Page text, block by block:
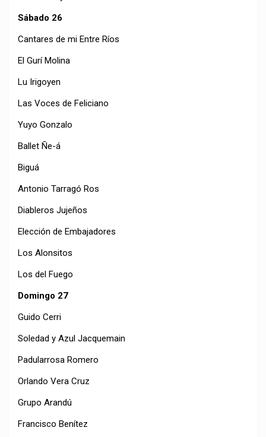
Sábado 26
Cantares de mi Entre Ríos
El Gurí Molina
Lu Irigoyen
Las Voces de Feliciano
Yuyo Gonzalo
Ballet Ñe-á
Biguá
Antonio Tarragó Ros
Diableros Jujeños
Elección de Embajadores
Los Alonsitos
Los del Fuego
Domingo 27
Guido Cerri
Soledad y Azul Jacquemain
Padularrosa Romero
Orlando Vera Cruz
Grupo Arandú
Francisco Benítez